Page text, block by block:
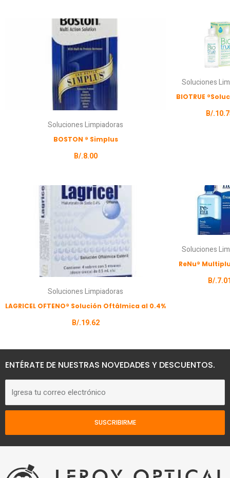
Soluciones Limpiadoras
BOSTON ® Simplus
B/.8.00
Soluciones
BIOTRUE
B/.
Soluciones Limpiadoras
LAGRICEL OFTENO® Solución Oftálmica al 0.4%
B/.19.62
Soluciones
ReNu®
B/.
ENTÉRATE DE NUESTRAS NOVEDADES Y DESCUENTOS.
electrónico
SUSCRIBIRME